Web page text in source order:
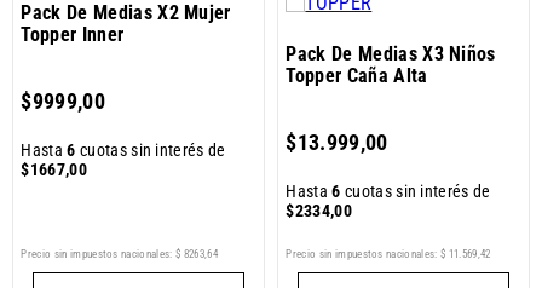
Pack De Medias X2 Mujer
Topper Inner
$9999,00
Hasta6 cuotas sin interés de
$1667,00
Precio sin impuestos nacionales: $ 8263,64
Pack De Medias X3 Niños
Topper Caña Alta
$13.999,00
Hasta6 cuotas sin interés de
$2334,00
Precio sin impuestos nacionales: $ 11 569 42